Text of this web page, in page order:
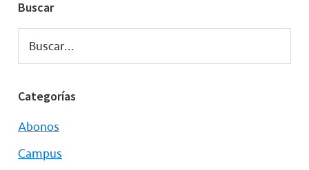
Buscar
Buscar...
Categorías
Abonos
Campus